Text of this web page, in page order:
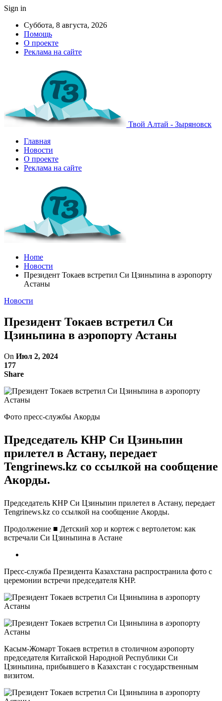
Sign in
Суббота, 8 августа, 2026
Помощь
О проекте
Реклама на сайте
Твой Алтай - Зыряновск
Главная
Новости
О проекте
Реклама на сайте
Home
Новости
Президент Токаев встретил Си Цзиньпина в аэропорту
Астаны
Новости
Президент Токаев встретил Си
Цзиньпина в аэропорту Астаны
On Июл 2, 2024
177
Share
Фото пресс-службы Акорды
Председатель КНР Си Цзиньпин
прилетел в Астану, передает
Tengrinews.kz со ссылкой на сообщение
Акорды.
Председатель КНР Си Цзиньпин прилетел в Астану, передает
Tengrinews.kz со ссылкой на сообщение Акорды.
Продолжение ■ Детский хор и кортеж с вертолетом: как
встречали Си Цзиньпина в Астане
Пресс-служба Президента Казахстана распространила фото с
церемонии встречи председателя КНР.
Касым-Жомарт Токаев встретил в столичном аэропорту
председателя Китайской Народной Республики Си
Цзиньпина, прибывшего в Казахстан с государственным
визитом.